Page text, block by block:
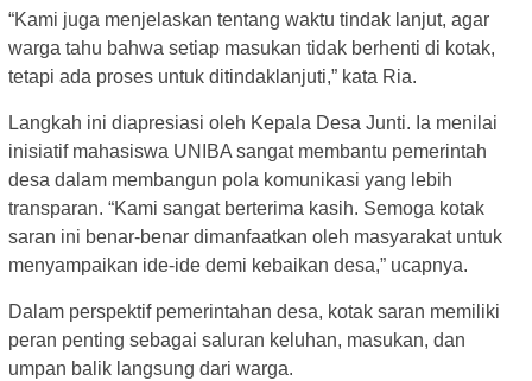
“Kami juga menjelaskan tentang waktu tindak lanjut, agar
warga tahu bahwa setiap masukan tidak berhenti di kotak,
tetapi ada proses untuk ditindaklanjuti,” kata Ria.
Langkah ini diapresiasi oleh Kepala Desa Junti. Ia menilai
inisiatif mahasiswa UNIBA sangat membantu pemerintah
desa dalam membangun pola komunikasi yang lebih
transparan. “Kami sangat berterima kasih. Semoga kotak
saran ini benar-benar dimanfaatkan oleh masyarakat untuk
menyampaikan ide-ide demi kebaikan desa,” ucapnya.
Dalam perspektif pemerintahan desa, kotak saran memiliki
peran penting sebagai saluran keluhan, masukan, dan
umpan balik langsung dari warga.